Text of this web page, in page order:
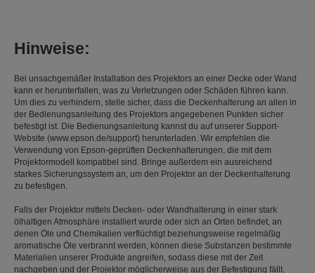
Hinweise:
Bei unsachgemäßer Installation des Projektors an einer Decke oder Wand
kann er herunterfallen, was zu Verletzungen oder Schäden führen kann.
Um dies zu verhindern, stelle sicher, dass die Deckenhalterung an allen in
der Bedienungsanleitung des Projektors angegebenen Punkten sicher
befestigt ist. Die Bedienungsanleitung kannst du auf unserer Support-
Website (www.epson.de/support) herunterladen. Wir empfehlen die
Verwendung von Epson-geprüften Deckenhalterungen, die mit dem
Projektormodell kompatibel sind. Bringe außerdem ein ausreichend
starkes Sicherungssystem an, um den Projektor an der Deckenhalterung
zu befestigen.
Falls der Projektor mittels Decken- oder Wandhalterung in einer stark
ölhaltigen Atmosphäre installiert wurde oder sich an Orten befindet, an
denen Öle und Chemikalien verflüchtigt beziehungsweise regelmäßig
aromatische Öle verbrannt werden, können diese Substanzen bestimmte
Materialien unserer Produkte angreifen, sodass diese mit der Zeit
nachgeben und der Projektor möglicherweise aus der Befestigung fällt.